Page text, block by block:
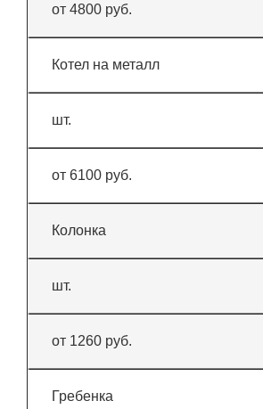
от 4800 руб.
Котел на металл
шт.
от 6100 руб.
Колонка
шт.
от 1260 руб.
Гребенка